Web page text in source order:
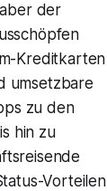
der
Kreditkarten
umsetzbare
zu den
hin zu
Vorteilen